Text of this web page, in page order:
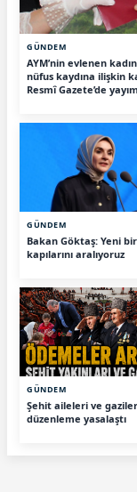
GÜNDEM
AYM’nin evlenen
nüfus kaydına ilişkin
Resmî Gazete’de
GÜNDEM
Bakan Göktaş: Yeni
kapılarını aralıyoruz
GÜNDEM
Şehit aileleri ve
düzenleme yasalaştı